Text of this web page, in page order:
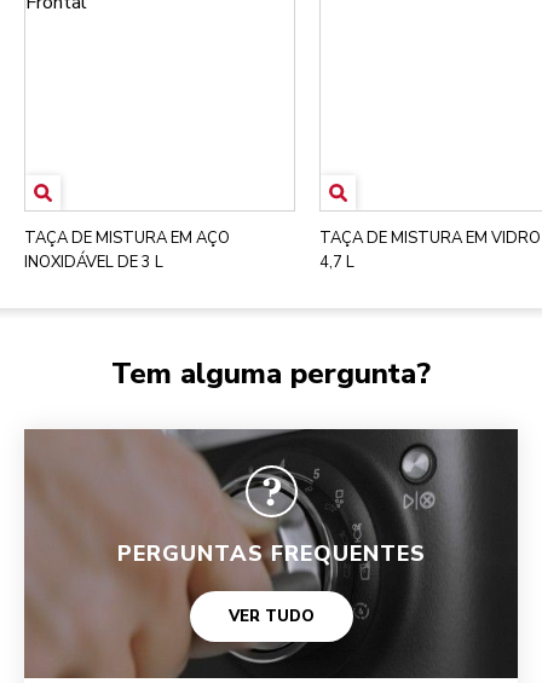
TAÇA DE MISTURA EM AÇO
INOXIDÁVEL DE 3 L
TAÇA DE MISTURA EM
4,7 L
Tem alguma pergunta?
PERGUNTAS FREQUENTES
VER TUDO